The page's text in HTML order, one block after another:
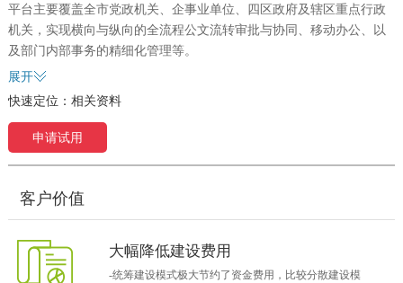
平台主要覆盖全市党政机关、企事业单位、四区政府及辖区重点行政
机关，实现横向与纵向的全流程公文流转审批与协同、移动办公、以
及部门内部事务的精细化管理等。
建设模式
展开
快速定位： 相关资料
申请试用
客户价值
大幅降低建设费用
-统筹建设模式极大节约了资金费用，比较分散建设模